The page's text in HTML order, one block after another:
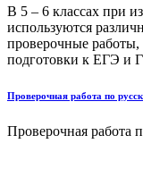
В 5 – 6 классах при
используются
проверочные работы,
подготовки к ЕГЭ и
Проверочная работа по
Проверочная работа